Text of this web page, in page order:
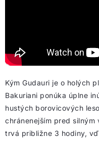
Kým Gudauri je o holých
Bakuriani ponúka úplne
hustých borovicových
chránenejším pred silným
trvá približne 3 hodiny,